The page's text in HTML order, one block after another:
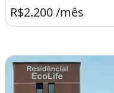
R$2.200 /mês